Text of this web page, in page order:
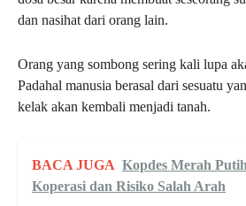
dan nasihat dari orang lain.
Orang yang sombong sering kali lupa
Padahal manusia berasal dari sesuatu
kelak akan kembali menjadi tanah.
BACA JUGA Kopdes Merah
Koperasi dan Risiko Salah Arah